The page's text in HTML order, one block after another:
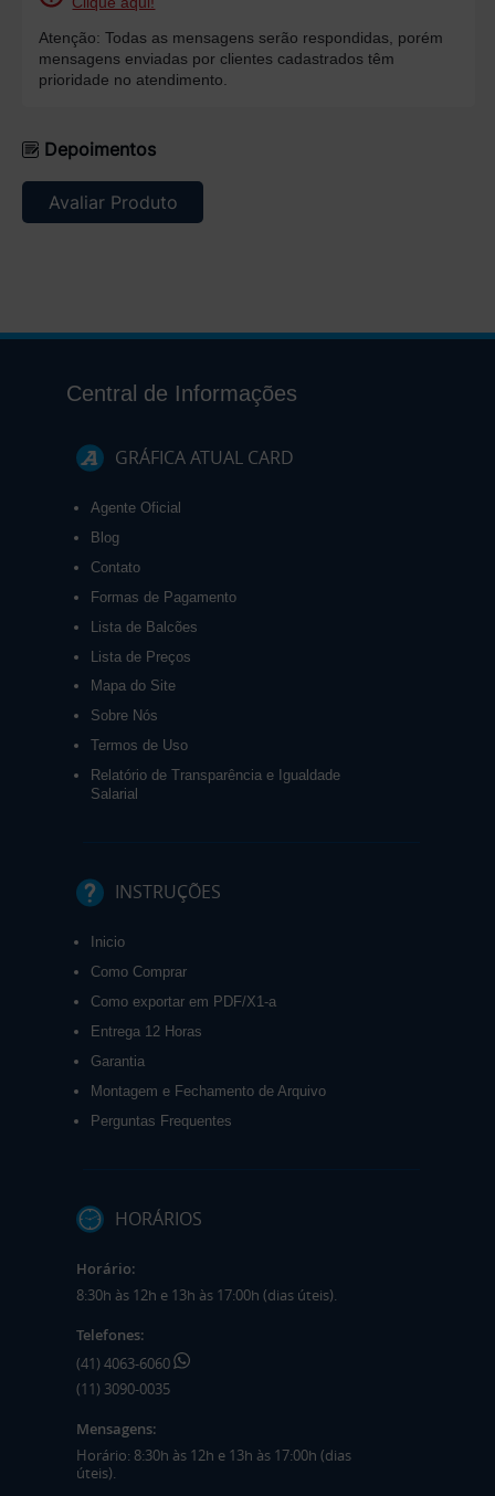
Atenção: Todas as mensagens serão respondidas, porém
mensagens enviadas por clientes cadastrados têm
prioridade no atendimento.
Depoimentos
Avaliar Produto
Central de Informações
GRÁFICA ATUAL CARD
Agente Oficial
Blog
Contato
Formas de Pagamento
Lista de Balcões
Lista de Preços
Mapa do Site
Sobre Nós
Termos de Uso
Relatório de Transparência e Igualdade
Salarial
INSTRUÇÕES
Inicio
Como Comprar
Como exportar em PDF/X1-a
Entrega 12 Horas
Garantia
Montagem e Fechamento de Arquivo
Perguntas Frequentes
HORÁRIOS
Horário:
8:30h às 12h e 13h às 17:00h (dias úteis).
Telefones:
(41) 4063-6060
(11) 3090-0035
Mensagens:
Horário: 8:30h às 12h e 13h às 17:00h (dias
úteis).